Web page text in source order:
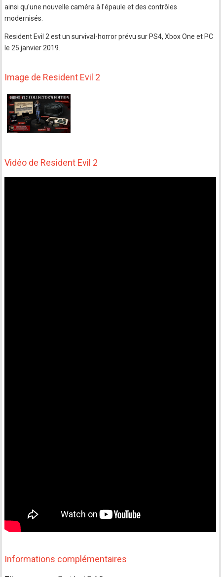
ainsi qu'une nouvelle caméra à l'épaule et des contrôles
modernisés.
Resident Evil 2 est un survival-horror prévu sur PS4, Xbox One et PC
le 25 janvier 2019.
Image de Resident Evil 2
Vidéo de Resident Evil 2
Informations complémentaires